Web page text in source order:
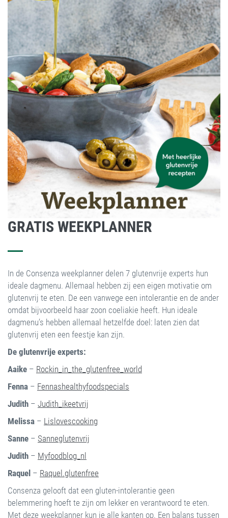
GRATIS WEEKPLANNER
In de Consenza weekplanner delen 7 glutenvrije experts hun
ideale dagmenu. Allemaal hebben zij een eigen motivatie om
glutenvrij te eten. De een vanwege een intolerantie en de ander
omdat bijvoorbeeld haar zoon coeliakie heeft. Hun ideale
dagmenu’s hebben allemaal hetzelfde doel: laten zien dat
glutenvrij eten een feestje kan zijn.
De glutenvrije experts:
Aaike – Rockin_in_the_glutenfree_world
Fenna – Fennashealthyfoodspecials
Judith – Judith_ikeetvrij
Melissa – Lislovescooking
Sanne – Sanneglutenvrij
Judith – Myfoodblog_nl
Raquel – Raquel.glutenfree
Consenza gelooft dat een gluten-intolerantie geen
belemmering hoeft te zijn om lekker en verantwoord te eten.
Met deze weekplanner kun je alle kanten op. Een balans tussen